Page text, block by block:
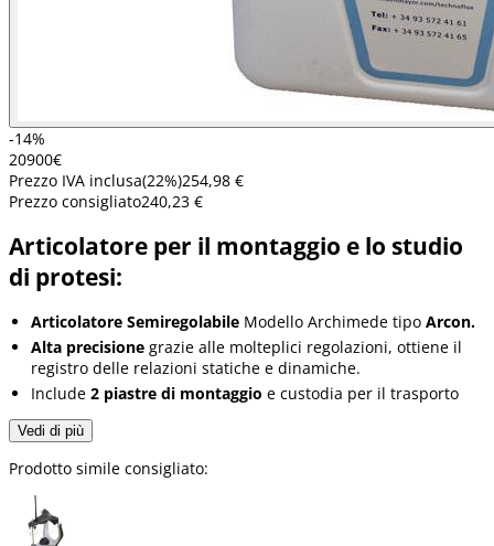
-14%
20900€
Prezzo IVA inclusa(22%)254,98 €
Prezzo consigliato240,23 €
Articolatore per il montaggio e lo studio
di protesi:
Articolatore Semiregolabile Modello Archimede tipo Arcon.
Alta precisione grazie alle molteplici regolazioni, ottiene il
registro delle relazioni statiche e dinamiche.
Include 2 piastre di montaggio e custodia per il trasporto
Vedi di più
Prodotto simile consigliato: